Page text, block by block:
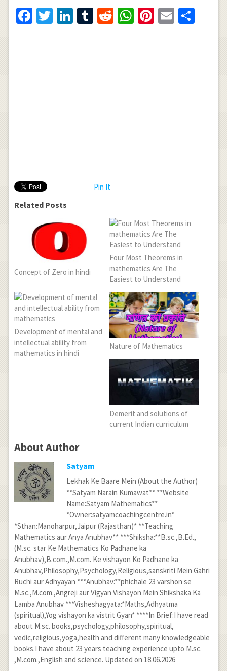
Facebook
Twitter
LinkedIn
Tumblr
RedditWhatsApp
Pinterest
Email
Pin It
Related Posts
Concept of Zero in hindi
Four Most Theorems in
mathematics Are The
Easiest to Understand
Development of mental and
intellectual ability from
mathematics in hindi
Nature of Mathematics
Demerit and solutions of
current Indian curriculum
About Author
Satyam
Lekhak Ke Baare Mein (About the Author)
**Satyam Narain Kumawat** **Website
Name:Satyam Mathematics**
*Owner:satyamcoachingcentre.in*
*Sthan:Manoharpur,Jaipur (Rajasthan)* **Teaching
Mathematics aur Anya Anubhav** ***Shiksha:**B.sc.,B.Ed.,
(M.sc. star Ke Mathematics Ko Padhane ka
Anubhav),B.com.,M.com. Ke vishayon Ko Padhane ka
Anubhav,Philosophy,Psychology,Religious,sanskriti Mein Gahri
Ruchi aur Adhyayan ***Anubhav:**phichale 23 varshon se
M.sc.,M.com.,Angreji aur Vigyan Vishayon Mein Shikshaka Ka
Lamba Anubhav ***Visheshagyata:*Maths,Adhyatma
(spiritual),Yog vishayon ka vistrit Gyan* ****In Brief:I have read
about M.sc. books,psychology,philosophy,spiritual,
vedic,religious,yoga,health and different many knowledgeable
books.I have about 23 years teaching experience upto M.sc.
,M.com.,English and science. Updated on 18.06.2026